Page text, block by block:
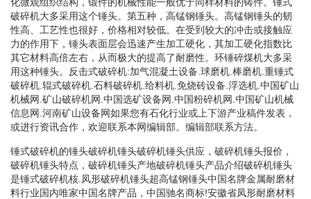
破碎机大多采用这个锤头。第五种，高锰钢锤头。高锰钢锤头的韧
性高、工艺性也很好，价格相对较低。在受到较大的冲击或接触应
力的作用下，锤头表面层会迅速产生加工硬化，其加工硬化指数比
其它材料高倍左右，从而极大的提高了耐磨性。环锤碎煤机大多采
用这种锤头。反击式破碎机:加气混凝土设备.球磨机.棒磨机.重锤式
破碎机.辊式破碎机.石料破碎机.给料机.免烧砖设备.浮选机.中国矿山
机械网.矿山破碎机网.中国选矿设备网.中国粉碎机网.中国矿山机械
信息网.河南矿山设备网如果您有石化行业或上下游产业稿件发表，
或进行资讯合作，欢迎联系本网编辑部。编辑部联系方法。
锤式破碎机的锤头破碎机锤头破碎机锤头供应，破碎机锤头报价，
破碎机锤头特点，破碎机锤头产地破碎机锤头产品介绍破碎机锤头
是锤式破碎机核.凤形破碎机锤头超高锰钢锤头中国名牌金属耐磨材
料行业国内唯家中国名牌产品，中国驰名商标!安徽省凤形耐磨材料